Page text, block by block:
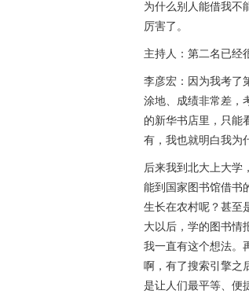
为什么别人能借我不
厉害了。
主持人：第二名已经
李彦宏：因为我考了
涂地、成绩非常差，
的新华书店里，只能
有，我也就明白我为
后来我到北大上大学
能到国家图书馆借书
生长在农村呢？甚至
大以后，学的图书情
我一直有这个想法。
啊，有了搜索引擎之
是让人们最平等、便